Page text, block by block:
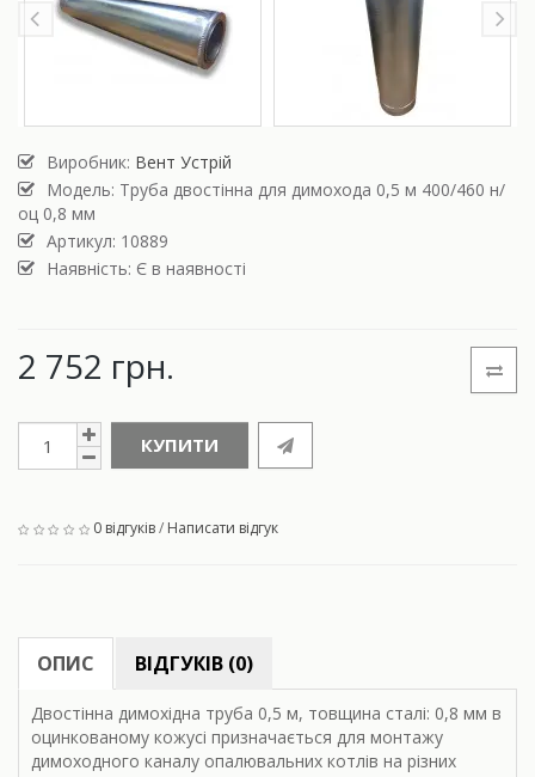
Виробник: Вент Устрій
Модель: Труба двостінна для димохода 0,5 м 400/460 н/
оц 0,8 мм
Артикул: 10889
Наявність: Є в наявності
2 752 грн.
КУПИТИ
0 відгуків/ Написати відгук
ОПИС ВІДГУКІВ (0)
Двостінна димохідна труба 0,5 м, товщина сталі: 0,8 мм в
оцинкованому кожусі призначається для монтажу
димоходного каналу опалювальних котлів на різних